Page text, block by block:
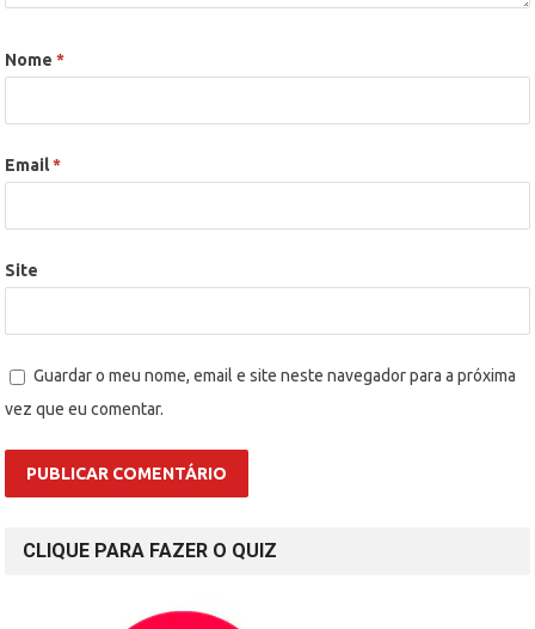
Nome*
Email*
Site
Guardar o meu nome, email e site neste navegador para a próxima
vez que eu comentar.
CLIQUE PARA FAZER O QUIZ